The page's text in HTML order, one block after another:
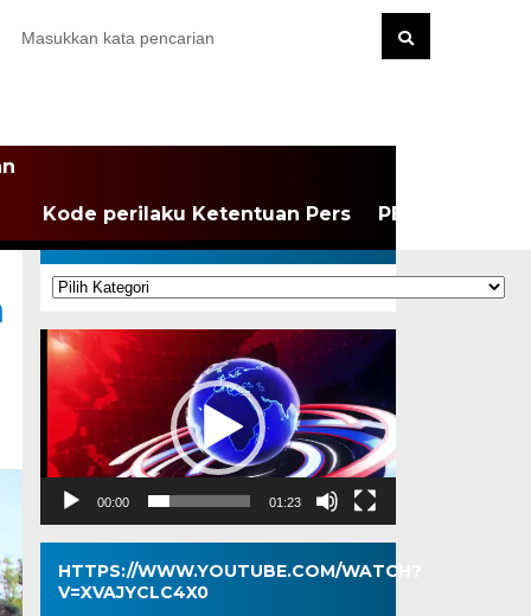
Kode perilaku Ketentuan Pers PEDOMAN
KATEGORI
Kategori
Pemutar
Video
00:00 01:23
HTTPS://WWW.YOUTUBE.COM/WATCH?
V=XVAJYCLC4X0